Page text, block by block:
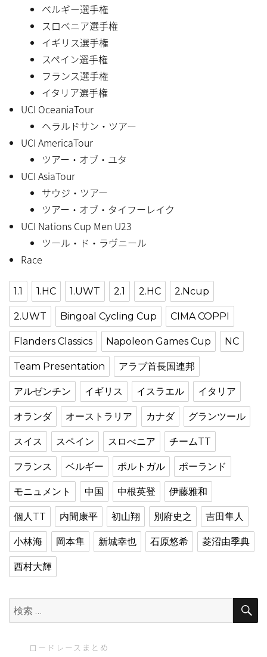
ベルギー選手権
スロベニア選手権
イギリス選手権
スペイン選手権
フランス選手権
イタリア選手権
UCI OceaniaTour
ヘラルドサン・ツアー
UCI AmericaTour
ツアー・オブ・ユタ
UCI AsiaTour
サウジ・ツアー
ツアー・オブ・タイフーレイク
UCI Nations Cup Men U23
ツール・ド・ラヴニール
Race
1.1 1.HC 1.UWT 2.1 2.HC 2.Ncup
2.UWT Bingoal Cycling Cup CIMA COPPI
Flanders Classics Napoleon Games Cup NC
Team Presentation アラブ首長国連邦
アルゼンチン イギリス イスラエル イタリア
オランダ オーストラリア カナダ グランツール
スイス スペイン スロべニア チームTT
フランス ベルギー ポルトガル ポーランド
モニュメント 中国 中根英登 伊藤雅和
個人TT 内間康平 初山翔 別府史之 吉田隼人
小林海 岡本隼 新城幸也 石原悠希 菱沼由季典
西村大輝
検
索:
検
ロードレースまとめ